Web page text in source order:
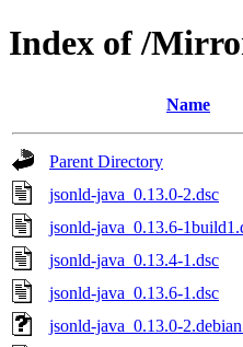
Index of /
Name
Parent Directory
jsonld-java_0.13.0-2.dsc
jsonld-java_0.13.6-
jsonld-java_0.13.4-1.dsc
jsonld-java_0.13.6-1.dsc
jsonld-java_0.13.0-